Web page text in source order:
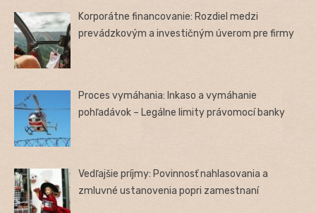
Korporátne financovanie: Rozdiel medzi
prevádzkovým a investičným úverom pre firmy
Proces vymáhania: Inkaso a vymáhanie
pohľadávok – Legálne limity právomocí banky
Vedľajšie príjmy: Povinnosť nahlasovania a
zmluvné ustanovenia popri zamestnaní